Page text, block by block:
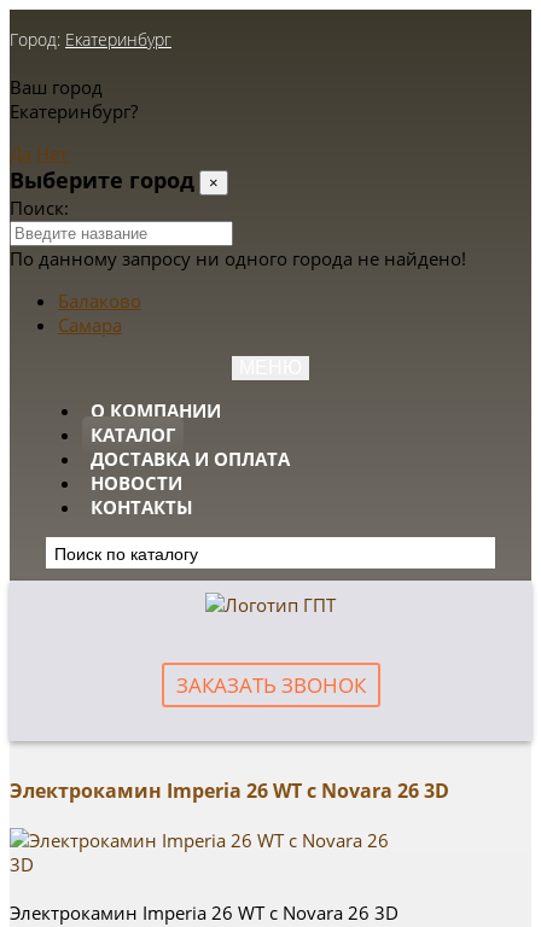
Город: Екатеринбург
Ваш город
Екатеринбург?
Да Нет
Выберите город ×
Поиск:
По данному запросу ни одного города не найдено!
Балаково
Самара
О КОМПАНИИ
КАТАЛОГ
ДОСТАВКА И ОПЛАТА
НОВОСТИ
КОНТАКТЫ
ЗАКАЗАТЬ ЗВОНОК
Электрокамин Imperia 26 WT с Novara 26 3D
Электрокамин Imperia 26 WT с Novara 26 3D